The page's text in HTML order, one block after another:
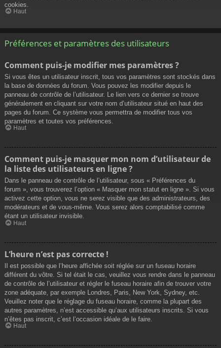
cookies.
Haut
Préférences et paramètres des utilisateurs
Comment puis-je modifier mes paramètres ?
Si vous êtes un utilisateur inscrit, tous vos paramètres sont stockés dans
la base de données du forum. Vous pouvez les modifier depuis le
panneau de contrôle de l’utilisateur. Le lien vers ce dernier se trouve
généralement en cliquant sur votre nom d’utilisateur situé en haut des
pages du forum. Ce système vous permettra de modifier tous vos
paramètres et toutes vos préférences.
Haut
Comment puis-je masquer mon nom d’utilisateur de
la liste des utilisateurs en ligne ?
Dans le panneau de contrôle de l’utilisateur, sous « Préférences du
forum », vous trouverez l’option « Masquer mon statut en ligne ». Si vous
activez cette option, vous ne serez visible que des administrateurs, des
modérateurs et de vous-même. Vous serez alors comptabilisé comme
étant un utilisateur invisible.
Haut
L’heure n’est pas correcte !
Il est possible que l’heure affichée soit réglée sur un fuseau horaire
différent du vôtre. Si tel était le cas, veuillez vous rendre dans le panneau
de contrôle de l’utilisateur et régler le fuseau horaire afin de trouver votre
zone adéquate, par exemple Londres, Paris, New York, Sydney, etc.
Veuillez noter que le réglage du fuseau horaire, comme la plupart des
autres paramètres, n’est accessible qu’aux utilisateurs inscrits. Si vous
n’êtes pas inscrit, c’est l’occasion idéale de le faire.
Haut